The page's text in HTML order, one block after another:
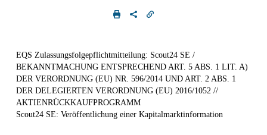
EQS Zulassungsfolgepflichtmitteilung: Scout24 SE /
BEKANNTMACHUNG ENTSPRECHEND ART. 5 ABS. 1 LIT. A)
DER VERORDNUNG (EU) NR. 596/2014 UND ART. 2 ABS. 1
DER DELEGIERTEN VERORDNUNG (EU) 2016/1052 //
AKTIENRÜCKKAUFPROGRAMM
Scout24 SE: Veröffentlichung einer Kapitalmarktinformation